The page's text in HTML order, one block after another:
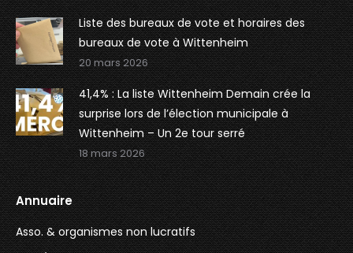
Liste des bureaux de vote et horaires des
bureaux de vote à Wittenheim
20 mars 2026
41,4% : La liste Wittenheim Demain crée la
surprise lors de l’élection municipale à
Wittenheim – Un 2e tour serré
18 mars 2026
Annuaire
Asso. & organismes non lucratifs